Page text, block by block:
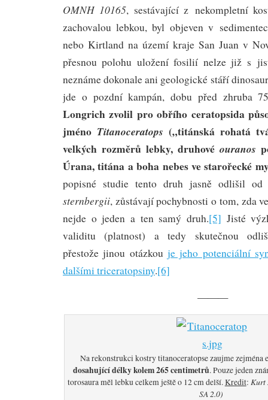
OMNH 10165, sestávající z nekompletní
zachovalou lebkou, byl objeven v
nebo Kirtland na území kraje San Juan v
přesnou polohu uložení fosilií nelze již s
neznáme dokonale ani geologické stáří
jde o pozdní kampán, dobu před zhruba
Longrich zvolil pro obřího ceratopsida
jméno Titanoceratops („titánská rohatá
velkých rozměrů lebky, druhové ouranos
Úrana, titána a boha nebes ve starořecké
popisné studie tento druh jasně odlišil
sternbergii, zůstávají pochybnosti o tom, zda
nejde o jeden a ten samý druh.[5] Jisté
validitu (platnost) a tedy skutečnou
přestože jinou otázkou je jeho potenciální
dalšími triceratopsiny.[6]
———
Na rekonstrukci kostry titanoceratopse zaujme zejména
dosahující délky kolem 265 centimetrů. Pouze jeden
torosaura měl lebku celkem ještě o 12 cm delší. Kredit: Kurt
SA 2.0)